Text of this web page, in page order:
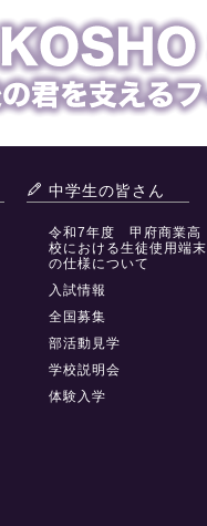
中学生の皆さん
令和7年度 甲府商業高
校における生徒使用端末
の仕様について
入試情報
全国募集
部活動見学
学校説明会
体験入学